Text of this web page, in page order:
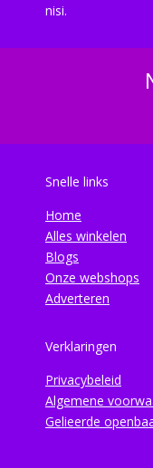
nisi.
Snelle links
Home
Alles winkelen
Blogs
Onze webshops
Adverteren
Verklaringen
Privacybeleid
Algemene
Gelieerde